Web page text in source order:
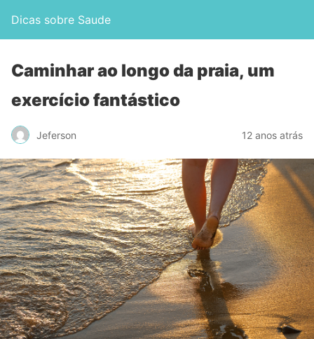
Dicas sobre Saude
Caminhar ao longo da praia, um
exercício fantástico
Jeferson 12 anos atrás